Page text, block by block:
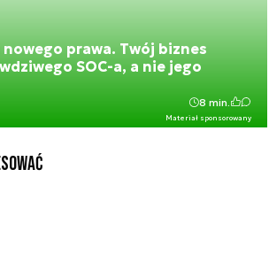
nowego prawa. Twój biznes
SOC-a, a nie jego
Materiał sponsorowany
8 min.